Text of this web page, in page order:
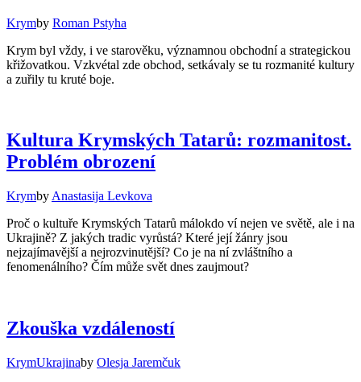
Krymby Roman Pstyha
Krym byl vždy, i ve starověku, významnou obchodní a strategickou
křižovatkou. Vzkvétal zde obchod, setkávaly se tu rozmanité kultury
a zuřily tu kruté boje.
Kultura Krymských Tatarů: rozmanitost.
Problém obrození
Krymby Anastasija Levkova
Proč o kultuře Krymských Tatarů málokdo ví nejen ve světě, ale i na
Ukrajině? Z jakých tradic vyrůstá? Které její žánry jsou
nejzajímavější a nejrozvinutější? Co je na ní zvláštního a
fenomenálního? Čím může svět dnes zaujmout?
Zkouška vzdáleností
KrymUkrajinaby Olesja Jaremčuk